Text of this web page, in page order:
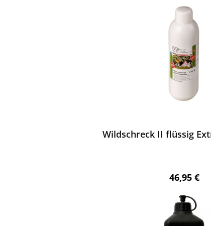
Wildschreck II flüssig
Regulärer
46,95 €